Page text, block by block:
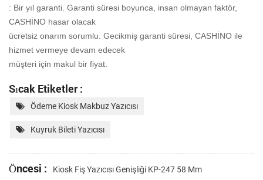
: Bir yıl garanti. Garanti süresi boyunca, insan olmayan faktör,
CASHİNO hasar olacak
ücretsiz onarım sorumlu. Gecikmiş garanti süresi, CASHİNO ile
hizmet vermeye devam edecek
müşteri için makul bir fiyat.
Sıcak Etiketler :
Ödeme Kiosk Makbuz Yazıcısı
Kuyruk Bileti Yazıcısı
Öncesi : Kiosk Fiş Yazıcısı Genişliği KP-247 58 Mm